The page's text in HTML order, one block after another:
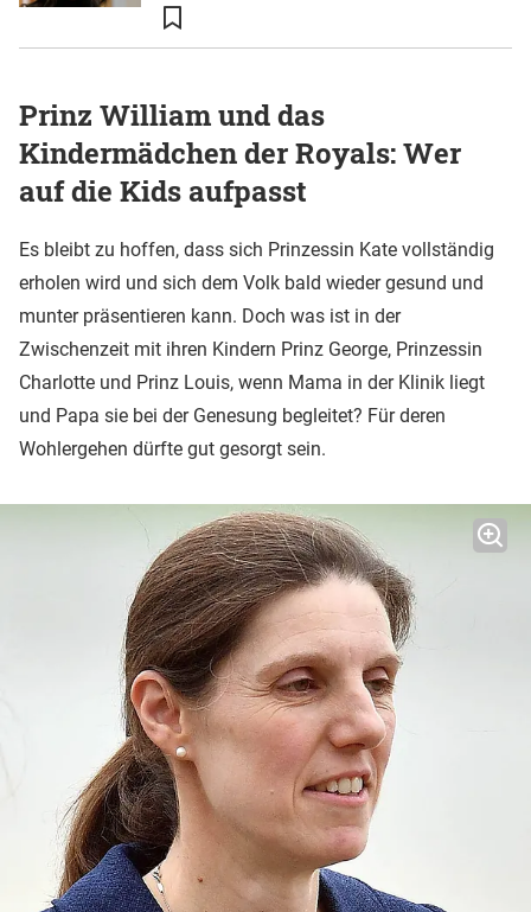
Prinz William und das
Kindermädchen der Royals: Wer
auf die Kids aufpasst
Es bleibt zu hoffen, dass sich Prinzessin Kate vollständig
erholen wird und sich dem Volk bald wieder gesund und
munter präsentieren kann. Doch was ist in der
Zwischenzeit mit ihren Kindern Prinz George, Prinzessin
Charlotte und Prinz Louis, wenn Mama in der Klinik liegt
und Papa sie bei der Genesung begleitet? Für deren
Wohlergehen dürfte gut gesorgt sein.